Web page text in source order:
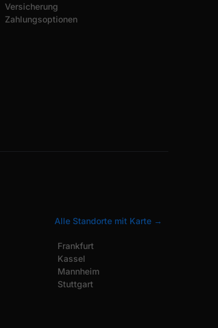
Versicherung
Zahlungsoptionen
Alle Standorte mit Karte →
Frankfurt
Kassel
Mannheim
Stuttgart